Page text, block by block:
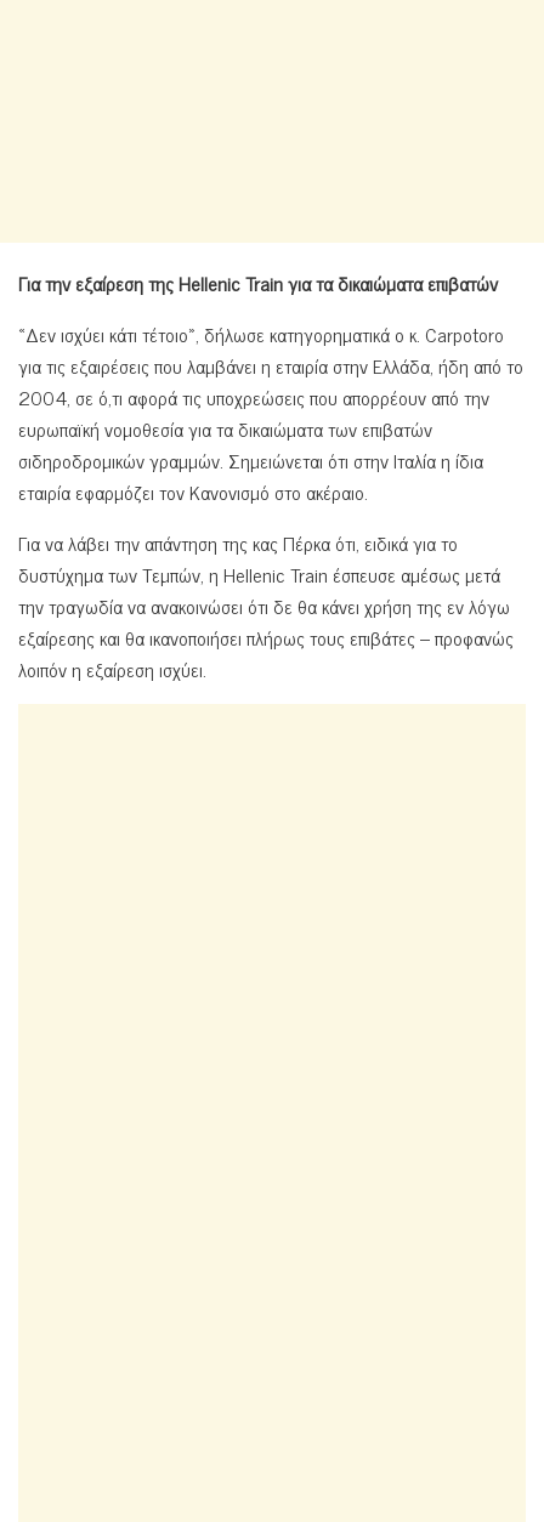
Για την εξαίρεση τηςHellenicTrainγια τα δικαιώματα επιβατών
«Δεν ισχύει κάτι τέτοιο», δήλωσε κατηγορηματικά ο κ. Carpotoro
για τις εξαιρέσεις που λαμβάνει η εταιρία στην Ελλάδα, ήδη από το
2004, σε ό,τι αφορά τις υποχρεώσεις που απορρέουν από την
ευρωπαϊκή νομοθεσία για τα δικαιώματα των επιβατών
σιδηροδρομικών γραμμών. Σημειώνεται ότι στην Ιταλία η ίδια
εταιρία εφαρμόζει τον Κανονισμό στο ακέραιο.
Για να λάβει την απάντηση της κας Πέρκα ότι, ειδικά για το
δυστύχημα των Τεμπών, η Hellenic Train έσπευσε αμέσως μετά
την τραγωδία να ανακοινώσει ότι δε θα κάνει χρήση της εν λόγω
εξαίρεσης και θα ικανοποιήσει πλήρως τους επιβάτες – προφανώς
λοιπόν η εξαίρεση ισχύει.